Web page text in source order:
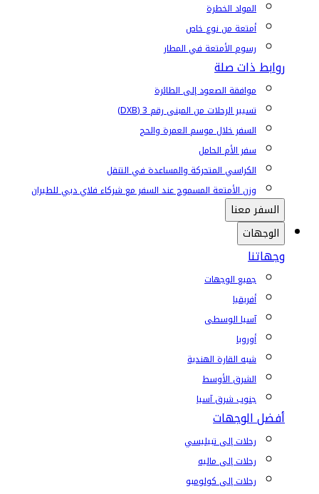
المواد الخطرة
أمتعة من نوع خاص
رسوم الأمتعة في المطار
روابط ذات صلة
موافقة الصعود إلى الطائرة
تسيير الرحلات من المبنى رقم 3 (DXB)
السفر خلال موسم العمرة والحج
سفر الأم الحامل
الكراسي المتحركة والمساعدة في التنقل
وزن الأمتعة المسموح عند السفر مع شركاء فلاي دبي للطيران
السفر معنا
الوجهات
وجهاتنا
جميع الوجهات
أفريقيا
آسيا الوسطى
أوروبا
شبه القارة الهندية
الشرق الأوسط
جنوب شرق آسيا
أفضل الوجهات
رحلات إلى تبيليسي
رحلات إلى ماليه
رحلات إلى كولومبو